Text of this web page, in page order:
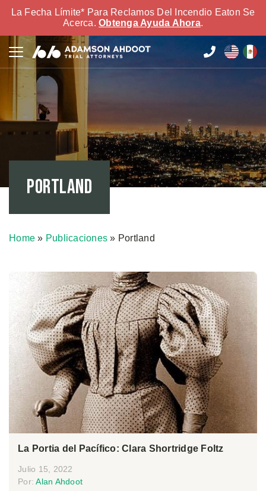
La Fecha Límite* Para Reclamos Del Incendio Eaton Se
Acerca. Obtenga Ayuda Ahora.
Portland
Home » Publicaciones » Portland
La Portia del Pacífico: Clara Shortridge Foltz
Julio 15, 2022
Por:Alan Ahdoot